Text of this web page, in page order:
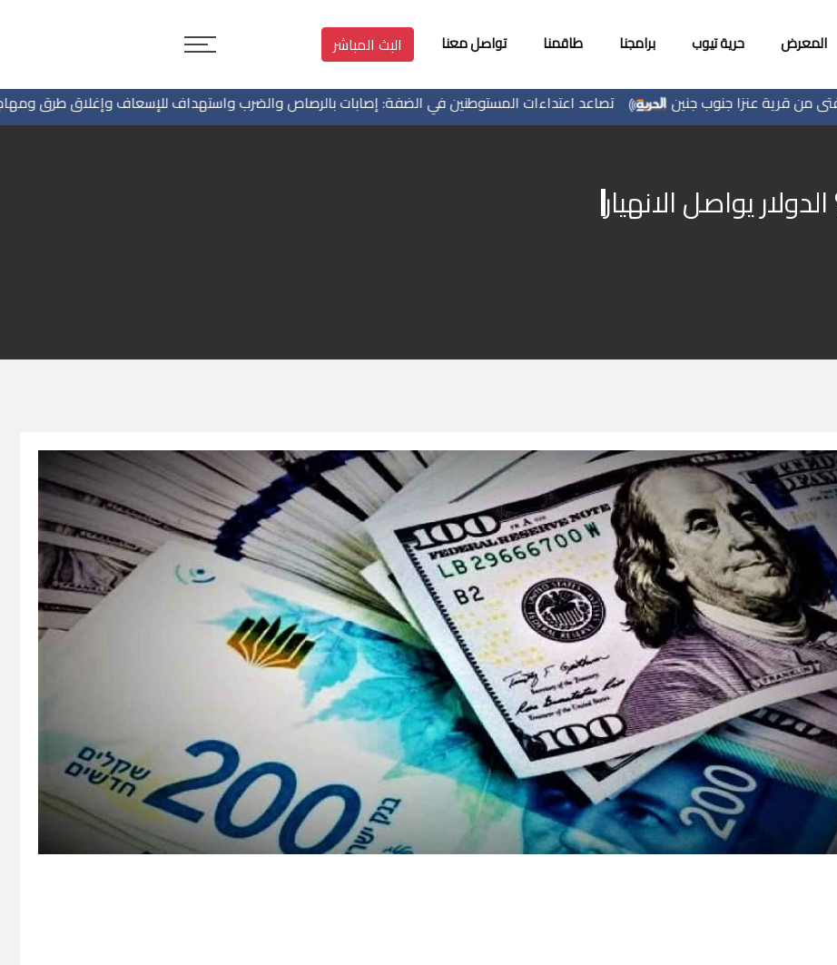
المعرض حرية تيوب برامجنا طاقمنا تواصل معنا البث المباشر
تصاعد اعتداءات المستوطنين في الضفة: إصابات بالرصاص والضرب واستهداف للإسعاف وإغلاق طرق ومهاجمة عنزا جنوب جنين